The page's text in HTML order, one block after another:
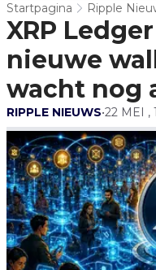
Startpagina Ripple
XRP
nieuwe
wacht nog
RIPPLE NIEUWS•22 MEI ,